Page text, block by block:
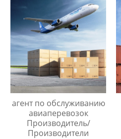
агент по обслуживанию
авиаперевозок
Производитель/
Производители